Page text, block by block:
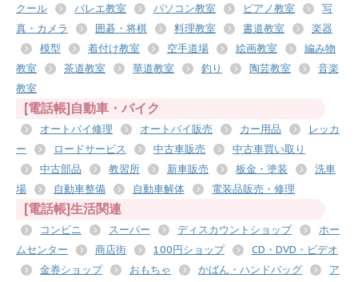
クール
バレエ教室 パソコン教室 ピアノ教室
写
真・カメラ
囲碁・将棋 料理教室 書道教室
楽器
模型
着付け教室 空手道場 絵画教室
編み物
教室
茶道教室 華道教室 釣り 陶芸教室
音楽
教室
[電話帳]自動車・バイク
オートバイ修理 オートバイ販売 カー用品
レッカ
ー
ロードサービス 中古車販売
中古車買い取り
中古部品
教習所 新車販売 板金・塗装
洗車
場
自動車整備 自動車解体 電装品販売・修理
[電話帳]生活関連
コンビニ スーパー ディスカウントショップ
ホー
ムセンター
商店街 100円ショップ
CD・DVD・ビデオ
金券ショップ
おもちゃ かばん・ハンドバッグ
ア